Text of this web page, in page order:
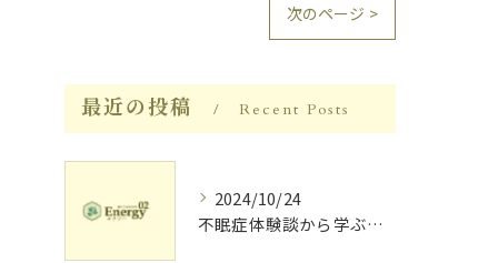
次のページ >
最近の投稿 Recent Posts
2024/10/24
不眠症体験談から学ぶ睡眠質向上法